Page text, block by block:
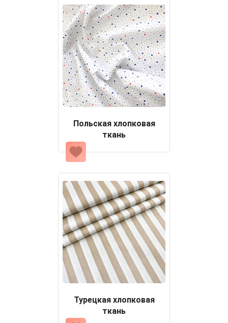
Польская хлопковая
ткань
Турецкая хлопковая
ткань